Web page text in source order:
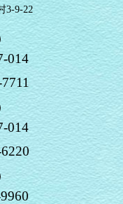
3-9-22
014
014